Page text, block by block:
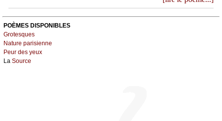
POÈMES DISPONIBLES
Grotesques
Nature parisienne
Peur des yeux
La Source